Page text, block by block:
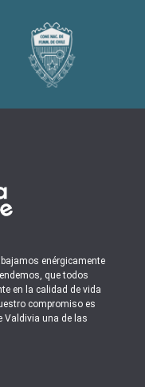
enérgicamente
que todos
en la calidad de vida
compromiso es
Valdivia una de las